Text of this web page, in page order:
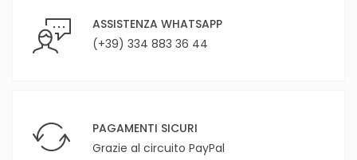
ASSISTENZA WHATSAPP
(+39) 334 883 36 44
PAGAMENTI SICURI
Grazie al circuito PayPal